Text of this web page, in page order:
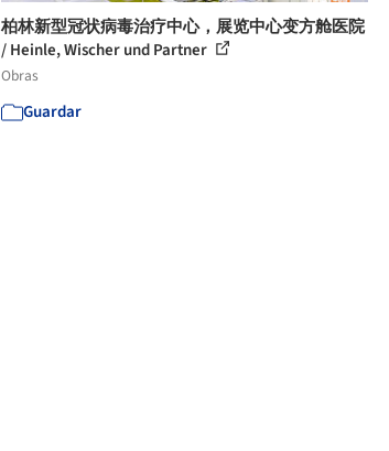
柏林新型冠状病毒治疗中心，展览中心变方舱医院
/ Heinle, Wischer und Partner
Obras
Guardar